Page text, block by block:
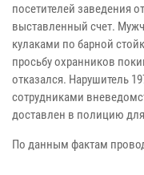
посетителей заведения
выставленный счет.
кулаками по барной
просьбу охранников
отказался. Нарушитель
сотрудниками
доставлен в полицию
По данным фактам